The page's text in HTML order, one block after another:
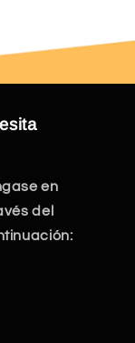
en
del